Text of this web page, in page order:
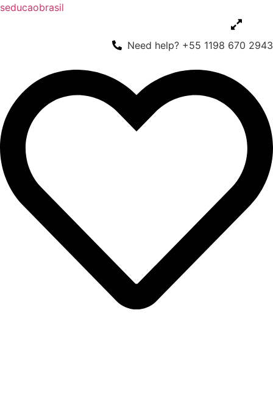
seducaobrasil
Need help? +55 1198 670 2943